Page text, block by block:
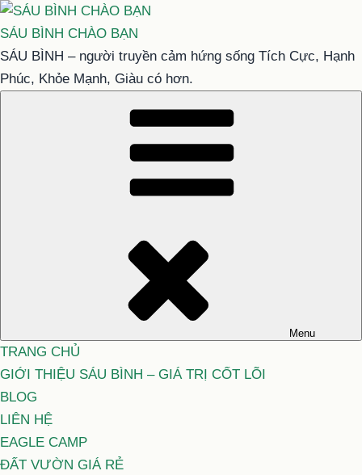
Chuyển
đến
phần
nội
SÁU BÌNH CHÀO BẠN
SÁU BÌNH – người truyền cảm hứng sống Tích Cực, Hạnh
Phúc, Khỏe Mạnh, Giàu có hơn.
Menu
TRANG CHỦ
GIỚI THIỆU SÁU BÌNH – GIÁ TRỊ CỐT LÕI
BLOG
LIÊN HỆ
EAGLE CAMP
ĐẤT VƯỜN GIÁ RẺ